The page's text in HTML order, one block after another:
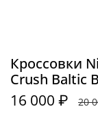
Кроссовки
Crush Baltic
16 000 ₽ 20